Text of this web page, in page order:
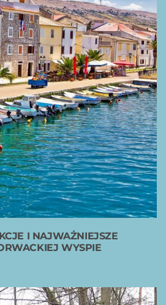
I NAJWAŻNIEJSZE
WYSPIE